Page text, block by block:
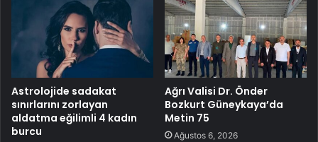
Astrolojide sadakat
sınırlarını zorlayan
aldatma eğilimli 4 kadın
burcu
Ağrı Valisi Dr. Önder
Bozkurt Güneykaya’da
Metin 75
Ağustos 6, 2026